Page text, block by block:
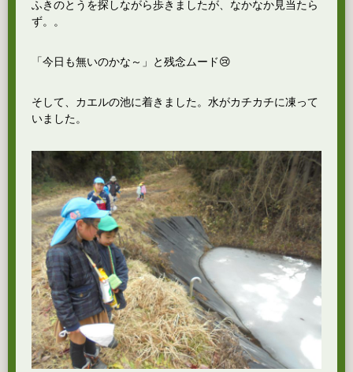
ふきのとうを探しながら歩きましたが、なかなか見当たら
ず。。
「今日も無いのかな～」と残念ムード😢
そして、カエルの池に着きました。水がカチカチに凍って
いました。